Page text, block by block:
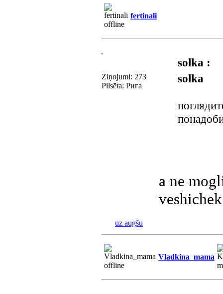
fertinali
Ziņojumi: 273
Pilsēta: Рига
solka :
solka
a ne
uz augšu
Vladkina_mama